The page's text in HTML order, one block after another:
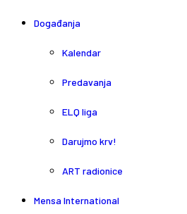
Događanja
Kalendar
Predavanja
ELQ liga
Darujmo krv!
ART radionice
Mensa International